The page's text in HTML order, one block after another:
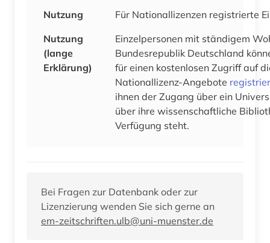
Nutzung
Für Nationallizenzen registrierte
Nutzung
(lange
Erklärung)
Einzelpersonen mit ständigem
Bundesrepublik Deutschland
für einen kostenlosen Zugriff auf
Nationallizenz-Angebote
ihnen der Zugang über ein
über ihre wissenschaftliche
Verfügung steht.
Bei Fragen zur Datenbank oder zur
Lizenzierung wenden Sie sich gerne an
em-zeitschriften.ulb@uni-muenster.de